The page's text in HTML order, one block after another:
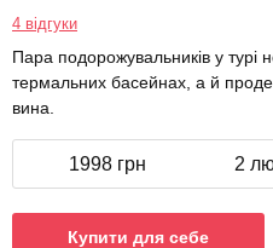
4 відгуки
Пара подорожувальників у турі
термальних басейнах, а й
вина.
1998 грн 2
Купити для себе